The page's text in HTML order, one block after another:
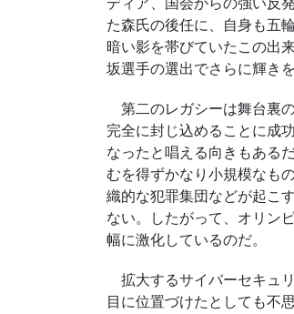
た森氏の後任に、自身も五
暗い影を帯びていたこの出
坂選手の選出でさらに輝きを
第二のレガシーは舞台裏
完全に封じ込めることに成
なったと唱える向きもある
むを得ずかなり小規模なも
織的な犯罪集団などが起こ
ない。したがって、オリン
幅に激化しているのだ。
拡大するサイバーセキュ
目に位置づけたとしても不